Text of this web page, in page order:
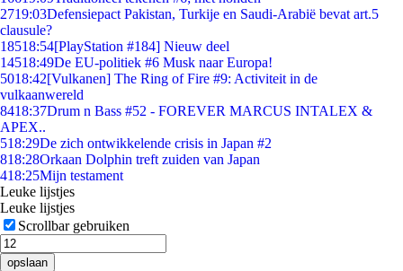
2719:03Defensiepact Pakistan, Turkije en Saudi-Arabië bevat art.5
clausule?
18518:54[PlayStation #184] Nieuw deel
14518:49De EU-politiek #6 Musk naar Europa!
5018:42[Vulkanen] The Ring of Fire #9: Activiteit in de
vulkaanwereld
8418:37Drum n Bass #52 - FOREVER MARCUS INTALEX &
APEX..
518:29De zich ontwikkelende crisis in Japan #2
818:28Orkaan Dolphin treft zuiden van Japan
418:25Mijn testament
Leuke lijstjes
Leuke lijstjes
Scrollbar gebruiken
opslaan